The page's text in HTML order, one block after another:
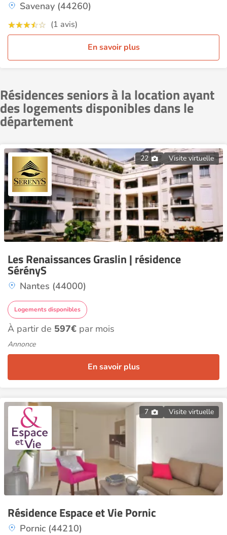
Savenay (44260)
(1 avis)
En savoir plus
Résidences seniors à la location ayant
des logements disponibles dans le
département
22 Visite virtuelle
Les Renaissances Graslin | résidence
SérényS
Nantes (44000)
Logements disponibles
À partir de 597€ par mois
Annonce
En savoir plus
7 Visite virtuelle
Résidence Espace et Vie Pornic
Pornic (44210)